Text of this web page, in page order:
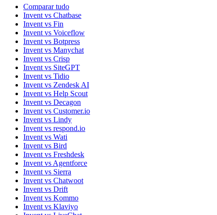
Comparar tudo
Invent vs Chatbase
Invent vs Fin
Invent vs Voiceflow
Invent vs Botpress
Invent vs Manychat
Invent vs Crisp
Invent vs SiteGPT
Invent vs Tidio
Invent vs Zendesk AI
Invent vs Help Scout
Invent vs Decagon
Invent vs Customer.io
Invent vs Lindy
Invent vs respond.io
Invent vs Wati
Invent vs Bird
Invent vs Freshdesk
Invent vs Agentforce
Invent vs Sierra
Invent vs Chatwoot
Invent vs Drift
Invent vs Kommo
Invent vs Klaviyo